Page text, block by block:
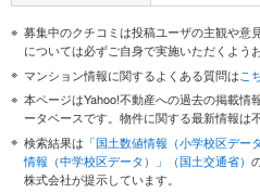
募集中のクチコミは投稿ユーザの主観や意
については必ずご自身で実施いただくよう
マンション情報に関するよくある質問はこ
本ページはYahoo!不動産への過去の掲載
ータベースです。物件に関する最新情報は
検索結果は 「国土数値情報（小学校区デー
情報（中学校区データ）」（国土交通省）
株式会社が提示しています。